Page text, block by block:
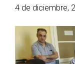
4 de diciembre,